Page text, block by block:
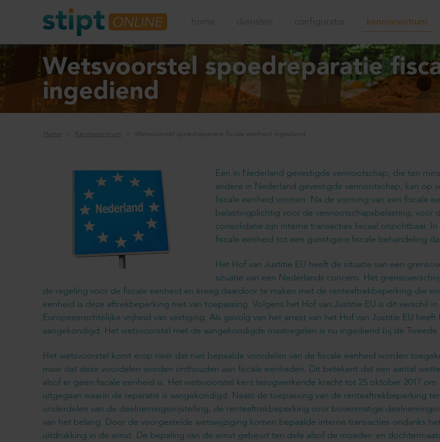
home diensten configurator kenniscentrum
Wetsvoorstel spoedreparatie
ingediend
Home Kenniscentrum Wetsvoorstel spoedreparatie fiscale eenheid ingediend
Een in Nederland gevestigde vennootschap, die ten
andere in Nederland gevestigde vennootschap, kan op
fiscale eenheid vormen. Na de vorming van een fiscale
belastingplichtig voor de vennootschapsbelasting, voor
consolidatie zijn interne transacties fiscaal onzichtbaar.
fiscale eenheid tot een gunstigere fiscale behandeling
Het Hof van Justitie EU heeft de situatie van een
situatie van een Nederlands concern. Het
de regeling voor de fiscale eenheid en kreeg daardoor te maken met de renteaftrekbeperking die
eenheid is deze aftrekbeperking niet van toepassing. Volgens het Hof van Justitie EU is dit verschil
Europeesrechtelijke vrijheid van vestiging. Als gevolg van het arrest van het Hof van Justitie EU
aangekondigd. Het wetsvoorstel met de aangekondigde maatregelen is nu ingediend bij de Tweede
Het wetsvoorstel komt erop neer dat niet bepaalde voordelen van de fiscale eenheid worden
maar dat deze voordelen worden onthouden aan fiscale eenheden. Dit betekent dat een aantal
alsof er geen fiscale eenheid is. Het wetsvoorstel kent terugwerkende kracht tot 25 oktober 2017
uitgegaan waarin de reparatie is aangekondigd. Naast de toepassing van de renteaftrekbeperking
onderdelen van de deelnemingsvrijstelling, de renteaftrekbeperking voor bovenmatige
van het belang. Door de voorgestelde wetswijziging komen bepaalde interne transacties ondanks
uitdrukking in de winst. De bepaling van de winst gebeurt ten dele alsof de moeder- en